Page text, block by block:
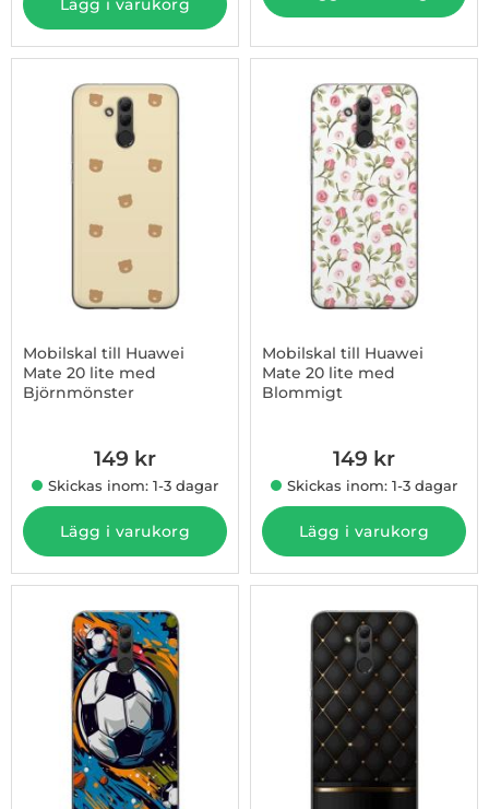
Lägg i varukorg
Mobilskal till Huawei
Mate 20 lite med
Björnmönster
149 kr
Skickas inom: 1-3 dagar
Lägg i varukorg
Mobilskal till Huawei
Mate 20 lite med
Blommigt
149 kr
Skickas inom: 1-3 dagar
Lägg i varukorg